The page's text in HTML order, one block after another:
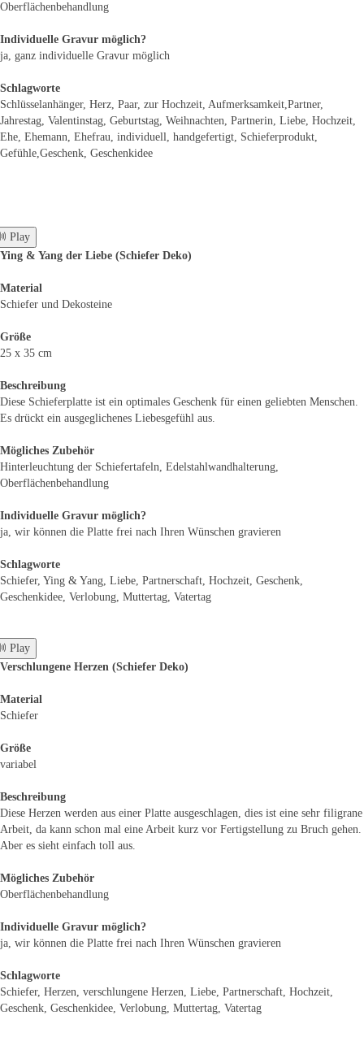
Oberflächenbehandlung
Individuelle Gravur möglich?
ja, ganz individuelle Gravur möglich
Schlagworte
Schlüsselanhänger, Herz, Paar, zur Hochzeit, Aufmerksamkeit,Partner,
Jahrestag, Valentinstag, Geburtstag, Weihnachten, Partnerin, Liebe, Hochzeit,
Ehe, Ehemann, Ehefrau, individuell, handgefertigt, Schieferprodukt,
Gefühle,Geschenk, Geschenkidee
Play
Ying & Yang der Liebe (Schiefer Deko)
Material
Schiefer und Dekosteine
Größe
25 x 35 cm
Beschreibung
Diese Schieferplatte ist ein optimales Geschenk für einen geliebten Menschen.
Es drückt ein ausgeglichenes Liebesgefühl aus.
Mögliches Zubehör
Hinterleuchtung der Schiefertafeln, Edelstahlwandhalterung,
Oberflächenbehandlung
Individuelle Gravur möglich?
ja, wir können die Platte frei nach Ihren Wünschen gravieren
Schlagworte
Schiefer, Ying & Yang, Liebe, Partnerschaft, Hochzeit, Geschenk,
Geschenkidee, Verlobung, Muttertag, Vatertag
Play
Verschlungene Herzen (Schiefer Deko)
Material
Schiefer
Größe
variabel
Beschreibung
Diese Herzen werden aus einer Platte ausgeschlagen, dies ist eine sehr filigrane
Arbeit, da kann schon mal eine Arbeit kurz vor Fertigstellung zu Bruch gehen.
Aber es sieht einfach toll aus.
Mögliches Zubehör
Oberflächenbehandlung
Individuelle Gravur möglich?
ja, wir können die Platte frei nach Ihren Wünschen gravieren
Schlagworte
Schiefer, Herzen, verschlungene Herzen, Liebe, Partnerschaft, Hochzeit,
Geschenk, Geschenkidee, Verlobung, Muttertag, Vatertag